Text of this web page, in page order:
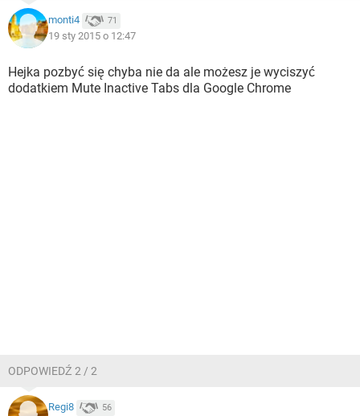
monti4 71
19 sty 2015 o 12:47
Hejka pozbyć się chyba nie da ale możesz je wyciszyć
dodatkiem Mute Inactive Tabs dla Google Chrome
ODPOWIEDŹ 2 / 2
Regi8 56